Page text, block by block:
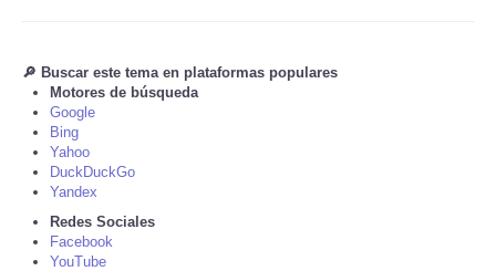
CARTOONS
CONTACT
SEARCH
🔎 Buscar este tema en plataformas populares
Motores de búsqueda
Google
Bing
Yahoo
DuckDuckGo
Yandex
Redes Sociales
Facebook
YouTube